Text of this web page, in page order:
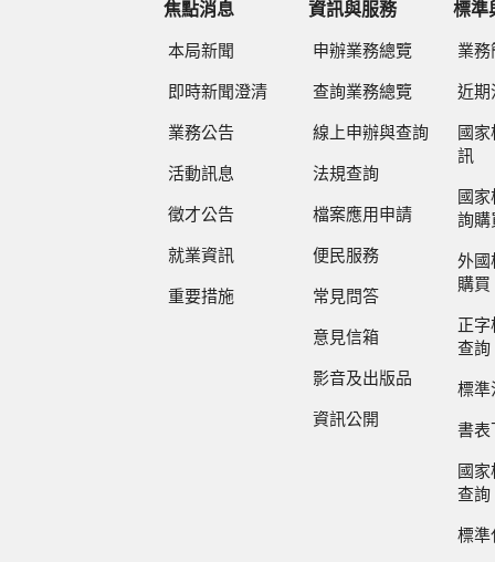
焦點消息
本局新聞
即時新聞澄清
業務公告
活動訊息
徵才公告
就業資訊
重要措施
資訊與服務
申辦業務總覽
查詢業務總覽
線上申辦與查詢
法規查詢
檔案應用申請
便民服務
常見問答
意見信箱
影音及出版品
資訊公開
標準
業務
近期
國
訊
國
詢購
外國
購買
正
查詢
標準
書表
國
查詢
標準